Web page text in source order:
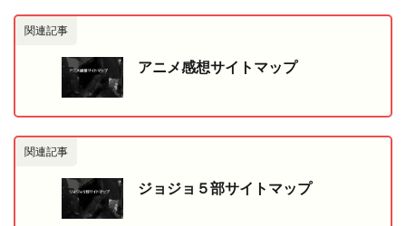
関連記事
アニメ感想サイトマップ
関連記事
ジョジョ５部サイトマップ